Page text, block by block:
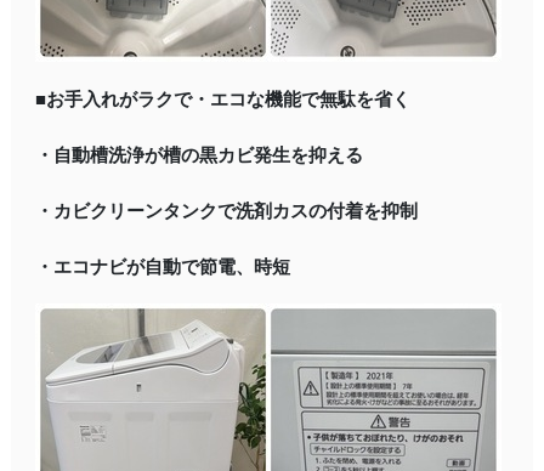
■お手入れがラクで・エコな機能で無駄を省く
・自動槽洗浄が槽の黒カビ発生を抑える
・カビクリーンタンクで洗剤カスの付着を抑制
・エコナビが自動で節電、時短